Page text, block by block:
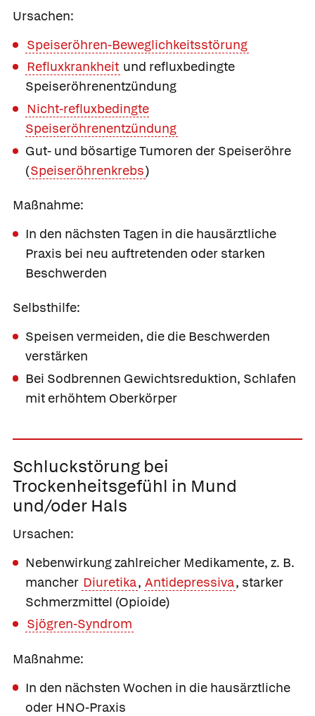
Ursachen:
Speiseröhren-Beweglichkeitsstörung
Refluxkrankheit und refluxbedingte
Speiseröhrenentzündung
Nicht-refluxbedingte
Speiseröhrenentzündung
Gut- und bösartige Tumoren der Speiseröhre
(Speiseröhrenkrebs)
Maßnahme:
In den nächsten Tagen in die hausärztliche
Praxis bei neu auftretenden oder starken
Beschwerden
Selbsthilfe:
Speisen vermeiden, die die Beschwerden
verstärken
Bei Sodbrennen Gewichtsreduktion, Schlafen
mit erhöhtem Oberkörper
Schluckstörung bei
Trockenheitsgefühl in Mund
und/oder Hals
Ursachen:
Nebenwirkung zahlreicher Medikamente, z. B.
mancher Diuretika, Antidepressiva, starker
Schmerzmittel (Opioide)
Sjögren-Syndrom
Maßnahme:
In den nächsten Wochen in die hausärztliche
oder HNO-Praxis